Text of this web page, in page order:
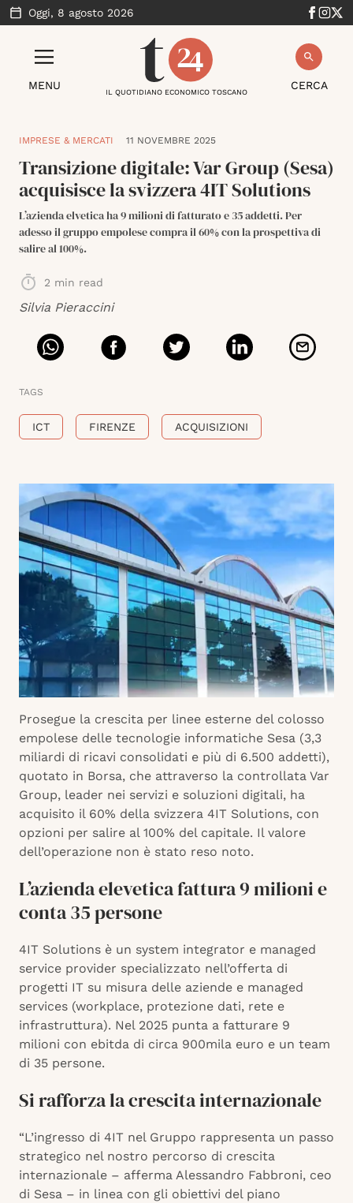
Oggi, 8 agosto 2026
MENU CERCA
IL QUOTIDIANO ECONOMICO TOSCANO
IMPRESE & MERCATI 11 NOVEMBRE 2025
Transizione digitale: Var Group (Sesa)
acquisisce la svizzera 4IT Solutions
L’azienda elvetica ha 9 milioni di fatturato e 35 addetti. Per
adesso il gruppo empolese compra il 60% con la prospettiva di
salire al 100%.
2 min read
Silvia Pieraccini
TAGS
ICT FIRENZE ACQUISIZIONI
Prosegue la crescita per linee esterne del colosso
empolese delle tecnologie informatiche Sesa (3,3
miliardi di ricavi consolidati e più di 6.500 addetti),
quotato in Borsa, che attraverso la controllata Var
Group, leader nei servizi e soluzioni digitali, ha
acquisito il 60% della svizzera 4IT Solutions, con
opzioni per salire al 100% del capitale. Il valore
dell’operazione non è stato reso noto.
L’azienda elevetica fattura 9 milioni e
conta 35 persone
4IT Solutions è un system integrator e managed
service provider specializzato nell’offerta di
progetti IT su misura delle aziende e managed
services (workplace, protezione dati, rete e
infrastruttura). Nel 2025 punta a fatturare 9
milioni con ebitda di circa 900mila euro e un team
di 35 persone.
Si rafforza la crescita internazionale
“L’ingresso di 4IT nel Gruppo rappresenta un passo
strategico nel nostro percorso di crescita
internazionale – afferma Alessandro Fabbroni, ceo
di Sesa – in linea con gli obiettivi del piano